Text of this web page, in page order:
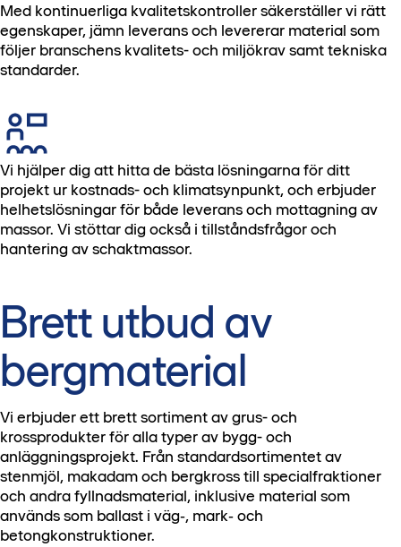
Med kontinuerliga kvalitetskontroller säkerställer vi rätt
egenskaper, jämn leverans och levererar material som
följer branschens kvalitets- och miljökrav samt tekniska
standarder.
Vi hjälper dig att hitta de bästa lösningarna för ditt
projekt ur kostnads- och klimatsynpunkt, och erbjuder
helhetslösningar för både leverans och mottagning av
massor. Vi stöttar dig också i tillståndsfrågor och
hantering av schaktmassor.
Brett utbud av
bergmaterial
Vi erbjuder ett brett sortiment av grus- och
krossprodukter för alla typer av bygg- och
anläggningsprojekt. Från standardsortimentet av
stenmjöl, makadam och bergkross till specialfraktioner
och andra fyllnadsmaterial, inklusive material som
används som ballast i väg‑, mark‑ och
betongkonstruktioner.